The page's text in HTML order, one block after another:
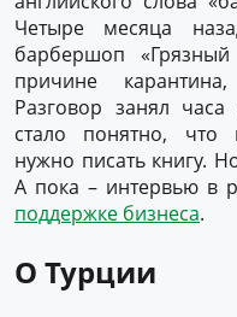
Четыре месяца
барбершоп
причине
Разговор занял
стало понятно, что
нужно писать книгу.
А пока – интервью в
поддержке бизнеса.
О Турции